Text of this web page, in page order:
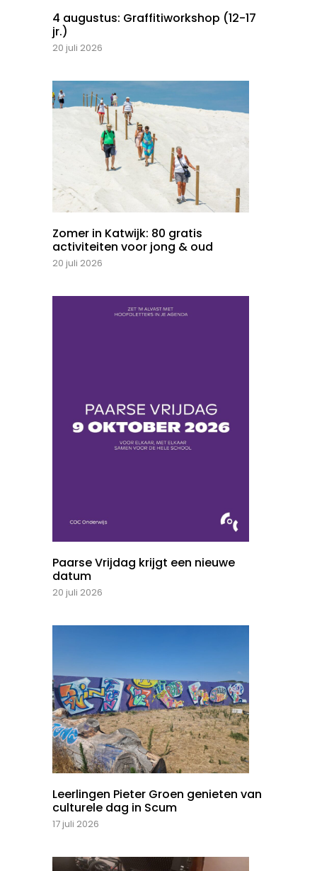
4 augustus: Graffitiworkshop (12-17
jr.)
20 juli 2026
Zomer in Katwijk: 80 gratis
activiteiten voor jong & oud
20 juli 2026
Paarse Vrijdag krijgt een nieuwe
datum
20 juli 2026
Leerlingen Pieter Groen genieten van
culturele dag in Scum
17 juli 2026